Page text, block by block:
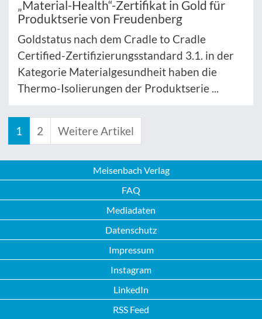
„Material-Health“-Zertifikat in Gold für
Produktserie von Freudenberg
Goldstatus nach dem Cradle to Cradle
Certified-Zertifizierungsstandard 3.1. in der
Kategorie Materialgesundheit haben die
Thermo-Isolierungen der Produktserie ...
1 2 Weitere Artikel
Meisenbach Verlag
FAQ
Mediadaten
Datenschutz
Impressum
Instagram
LinkedIn
RSS Feed